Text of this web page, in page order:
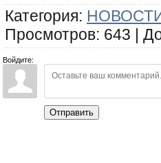
Категория:
Просмотров: 643 |
Войдите:
Отправить